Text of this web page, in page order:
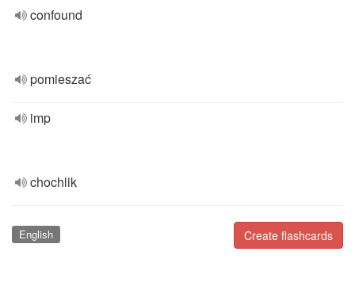
confound
pomieszać
imp
chochlik
Create flashcards
English